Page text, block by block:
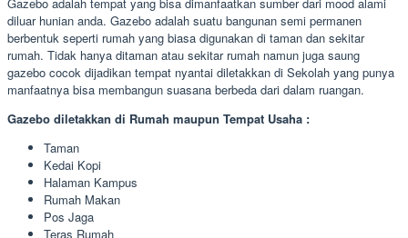
diluar hunian anda. Gazebo adalah suatu bangunan semi permanen
berbentuk seperti rumah yang biasa digunakan di taman dan sekitar
rumah. Tidak hanya ditaman atau sekitar rumah namun juga saung
gazebo cocok dijadikan tempat nyantai diletakkan di Sekolah yang punya
manfaatnya bisa membangun suasana berbeda dari dalam ruangan.
Gazebo diletakkan di Rumah maupun Tempat Usaha :
Taman
Kedai Kopi
Halaman Kampus
Rumah Makan
Pos Jaga
Teras Rumah